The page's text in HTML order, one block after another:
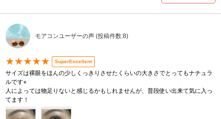
モアコンユーザーの声 (投稿件数:8)
★★★★★ SuperExcellent
サイズは裸眼をほんの少しくっきりさせたくらいの大きさでとってもナチュラ
ルです⭐︎
人によっては物足りないと感じるかもしれませんが、普段使い出来て気に入っ
てます！